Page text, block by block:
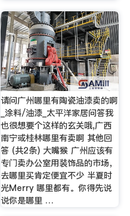
请问广州哪里有陶瓷油漆卖的啊
_涂料/油漆_太平洋家居问答我
也很想要个这样的玄关哦,广西
南宁或桂林哪里有卖啊 其他回
答 (共2条) 大嘴猴 广州应该有
专门卖办公室用装饰品的市场，
去哪里买肯定便宜不少 半夏时
光Merry 哪里都有。你得先说
说你是哪里 …